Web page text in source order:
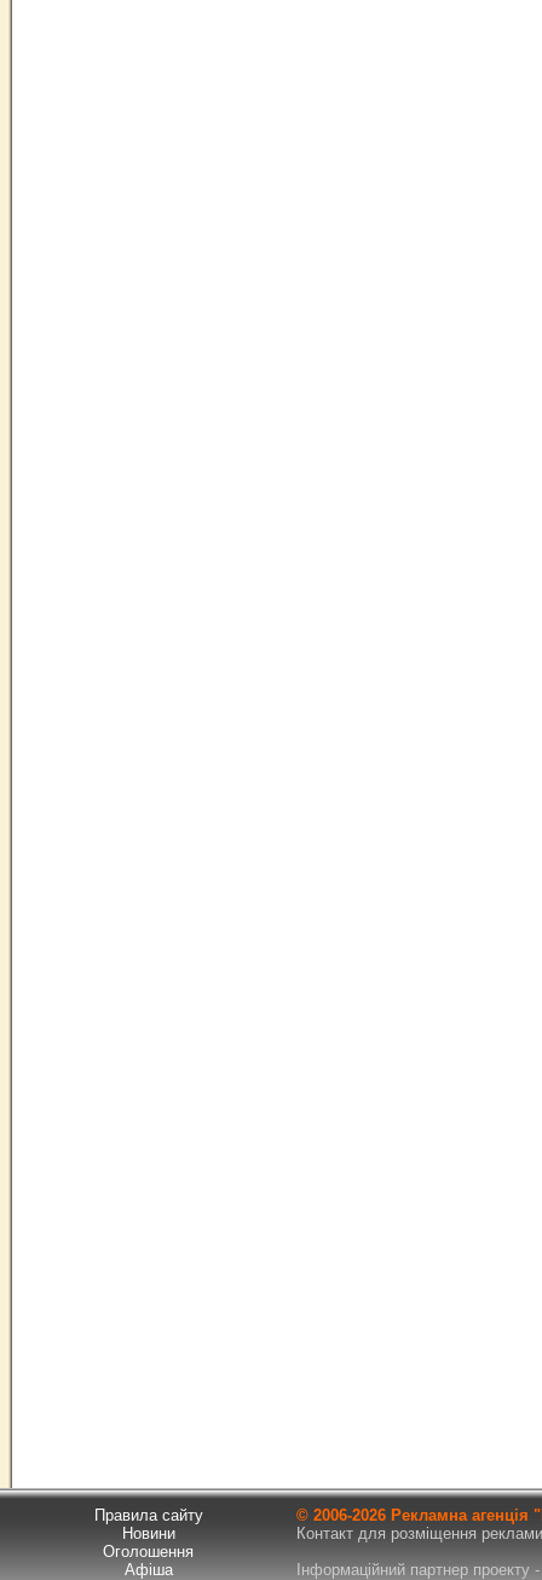
Правила сайту
Новини
Оголошення
Афіша
© 2006-2026 Рекламна
Контакт для розміщення
Інформаційний партнер проекту